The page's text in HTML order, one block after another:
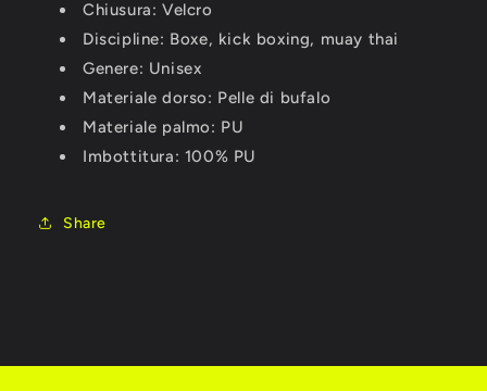
Chiusura: Velcro
Discipline: Boxe, kick boxing, muay thai
Genere: Unisex
Materiale dorso: Pelle di bufalo
Materiale palmo: PU
Imbottitura: 100% PU
Share